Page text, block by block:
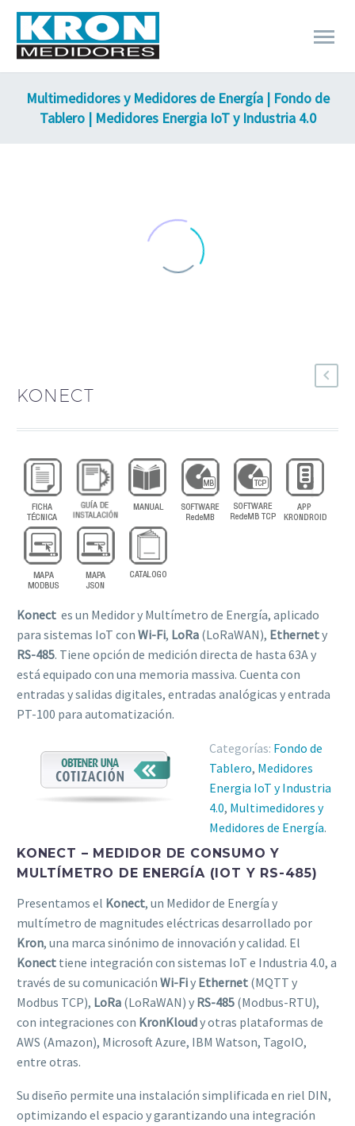
Multimedidores y Medidores de Energía | Fondo de
Tablero | Medidores Energia IoT y Industria 4.0
KONECT
Konect es un Medidor y Multímetro de Energía, aplicado
para sistemas IoT con Wi-Fi, LoRa (LoRaWAN), Ethernety
RS-485. Tiene opción de medición directa de hasta 63A y
está equipado con una memoria massiva. Cuenta con
entradas y salidas digitales, entradas analógicas y entrada
PT-100 para automatización.
Categorías: Fondo de
Tablero, Medidores
Energia IoT y Industria
4.0, Multimedidores y
Medidores de Energía.
KONECT – MEDIDOR DE CONSUMO Y
MULTÍMETRO DE ENERGÍA (IOT Y RS-485)
Presentamos el Konect, un Medidor de Energía y
multímetro de magnitudes eléctricas desarrollado por
Kron, una marca sinónimo de innovación y calidad. El
Konect tiene integración con sistemas IoT e Industria 4.0, a
través de su comunicación Wi-Fiy Ethernet (MQTT y
Modbus TCP), LoRa (LoRaWAN) y RS-485 (Modbus-RTU),
con integraciones con KronKloudy otras plataformas de
AWS (Amazon), Microsoft Azure, IBM Watson, TagoIO,
entre otras.
Su diseño permite una instalación simplificada en riel DIN,
optimizando el espacio y garantizando una integración